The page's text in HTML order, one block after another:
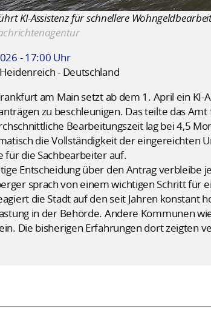
KI-Assistenz für schnellere
- 17:00 Uhr
- Deutschland
am Main setzt ab dem 1. April ein
zu beschleunigen. Das teilte das
Bearbeitungszeit lag bei 4,5
die Vollständigkeit der eingereichten
für die Sachbearbeiter auf.
Entscheidung über den Antrag
sprach von einem wichtigen Schritt für
die Stadt auf den seit Jahren konstant
in der Behörde. Andere Kommunen
Die bisherigen Erfahrungen dort zeigten